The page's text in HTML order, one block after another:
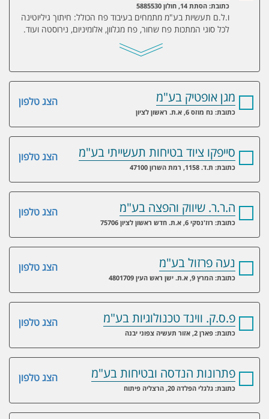
כתובת: הסתת 14, חולון 5885530
ו.ל.ם תעשיות בע"מ מתמחים בעיבוד פח הכולל: חיתוך גיליוטינה
לכל סוגי המתכות פח שחור, פח מגלוון, אלומיניום, נירוסטה ועוד.
הצג טלפון מגן אופטיק בע"מ
כתובת: נח מוזס 6, א.ת. ראשון לציון
הצג טלפון סייפקו ציוד בטיחות תעשייתי בע"מ
כתובת: ת.ד. 1158, רמת השרון 47100
הצג טלפון ה.ר.ר. שיווק והפצה בע"מ
כתובת: רוז'נסקי 6, א.ת. חדש ראשון לציון 75706
הצג טלפון נעה פרזול בע"מ
כתובת: המרץ 9, א.ת. ישן ראש העין 4801709
הצג טלפון פ.ס.ק. ווינד טכנולוגיות בע"מ
כתובת: פארן 2, אזור תעשיה צפוני יבנה
הצג טלפון פתרונות הנדסה ובטיחות בע"מ
כתובת: גלגלי הפלדה 20, הרצליה פיתוח